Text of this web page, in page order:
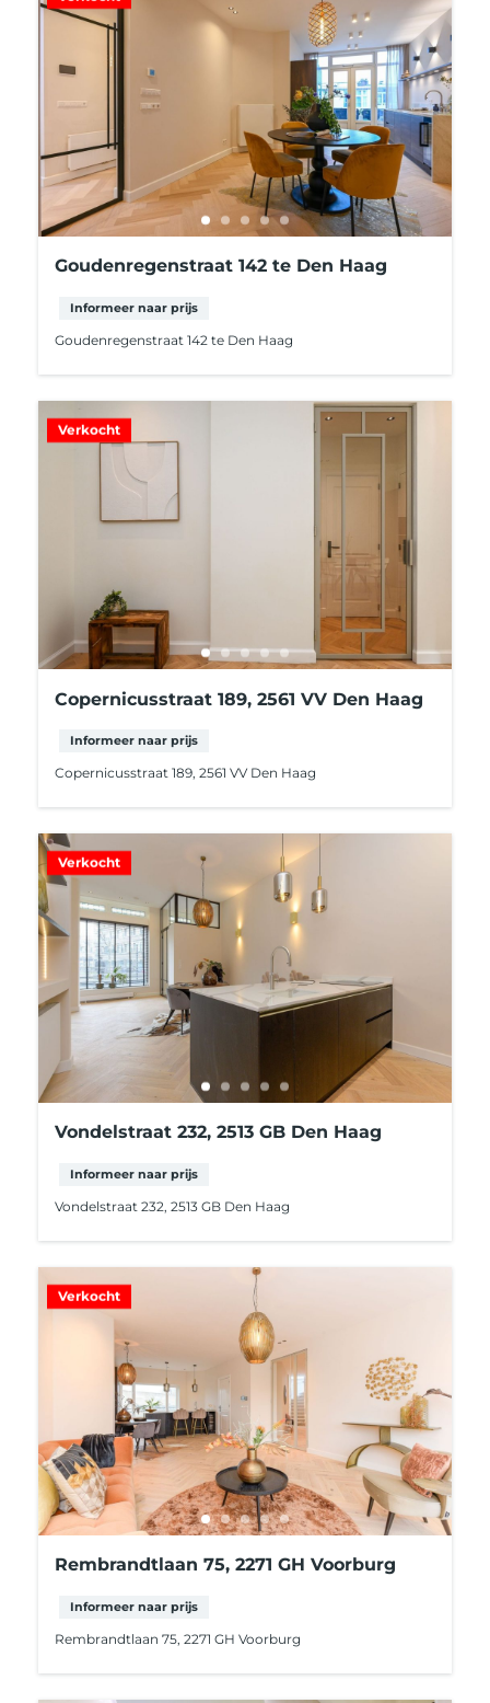
Goudenregenstraat 142 te Den Haag
Informeer naar prijs
Goudenregenstraat 142 te Den Haag
Verkocht
Copernicusstraat 189, 2561 VV Den Haag
Informeer naar prijs
Copernicusstraat 189, 2561 VV Den Haag
Verkocht
Vondelstraat 232, 2513 GB Den Haag
Informeer naar prijs
Vondelstraat 232, 2513 GB Den Haag
Verkocht
Rembrandtlaan 75, 2271 GH Voorburg
Informeer naar prijs
Rembrandtlaan 75, 2271 GH Voorburg